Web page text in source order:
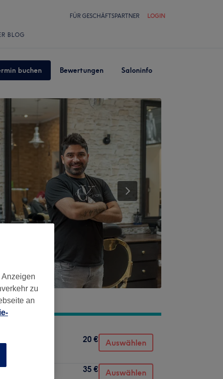
FÜR GESCHÄFTSPARTNER LOGIN
BLOG
buchen Bewertungen Saloninfo
20 € Auswählen
35 € Auswählen
zu
an